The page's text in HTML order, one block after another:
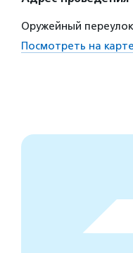
Оружейный
Посмотреть на карте